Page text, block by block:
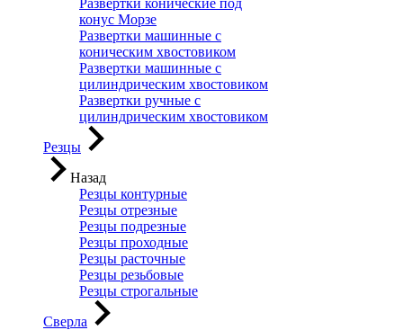
Развертки конические под
конус Морзе
Развертки машинные с
коническим хвостовиком
Развертки машинные с
цилиндрическим хвостовиком
Развертки ручные с
цилиндрическим хвостовиком
Резцы
Назад
Резцы контурные
Резцы отрезные
Резцы подрезные
Резцы проходные
Резцы расточные
Резцы резьбовые
Резцы строгальные
Сверла